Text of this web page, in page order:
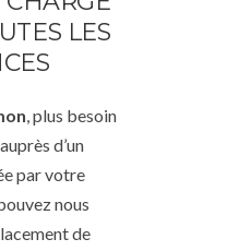
LES
, plus besoin
d’un
par votre
nous
de